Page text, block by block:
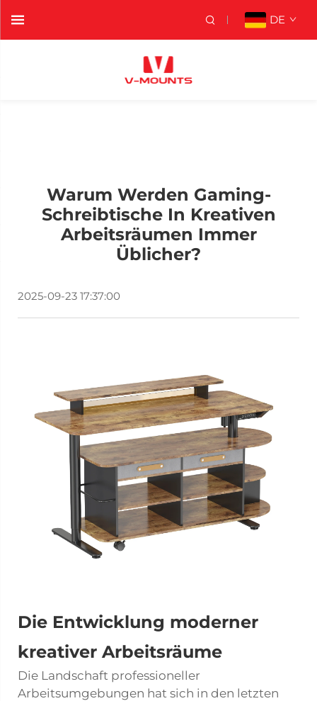
DE
Warum Werden Gaming-
Schreibtische In Kreativen
Arbeitsräumen Immer
Üblicher?
2025-09-23 17:37:00
Die Entwicklung moderner
kreativer Arbeitsräume
Die Landschaft professioneller
Arbeitsumgebungen hat sich in den letzten